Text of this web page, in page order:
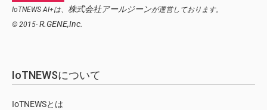
IoTNEWS AI+は、 株式会社アールジーンが運営しております。
© 2015- R.GENE,Inc.
IoTNEWSについて
IoTNEWSとは